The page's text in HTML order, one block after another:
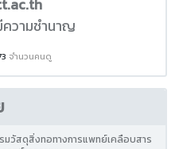
ความชำนาญ
จำนวนคนดู
มวัสดุสิ่งทอทางการแพทย์เคลือบสาร